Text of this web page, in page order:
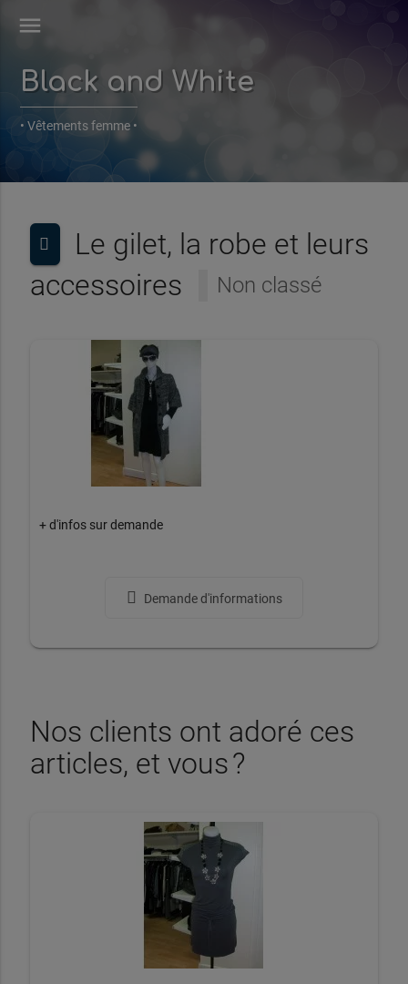
menu
Black and White
• Vêtements femme •
Le gilet, la robe et leurs
accessoires
Non classé
+ d'infos sur demande
Demande d'informations
Nos clients ont adoré ces
articles, et vous ?